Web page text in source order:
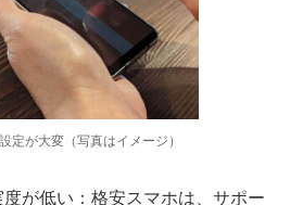
定が大変（写真はイメージ）
が低い：格安スマホは、サポー